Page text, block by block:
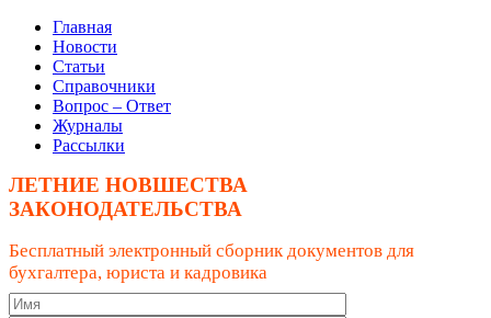
Главная
Новости
Статьи
Справочники
Вопрос – Ответ
Журналы
Рассылки
ЛЕТНИЕ НОВШЕСТВА
ЗАКОНОДАТЕЛЬСТВА
Бесплатный электронный сборник документов для
бухгалтера, юриста и кадровика